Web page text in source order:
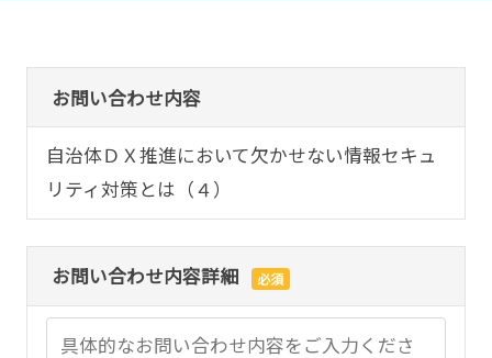
ARCACLAVIS NEXT
ARCACLAVIS Ways
ARCACLAVIS LOCKey
導入支援サービス
セキュリティコンサルティング
まるっとおまかせセキュリティ
医療機関向けセキュリティサービス『Ryobi-
MediSec』
導入事例
お問い合わせ内容
自治体ＤＸ推進において欠かせない情報セキュ
リティ対策とは（４）
お問い合わせ内容詳細 必須